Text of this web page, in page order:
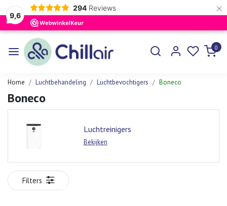
9,6
294 Reviews ×
0
Home Luchtbehandeling Luchtbevochtigers Boneco
Boneco
Luchtreinigers
Bekijken
Filters